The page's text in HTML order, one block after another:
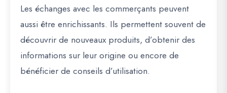
Les échanges avec les commerçants peuvent
aussi être enrichissants. Ils permettent souvent de
découvrir de nouveaux produits, d’obtenir des
informations sur leur origine ou encore de
bénéficier de conseils d’utilisation.